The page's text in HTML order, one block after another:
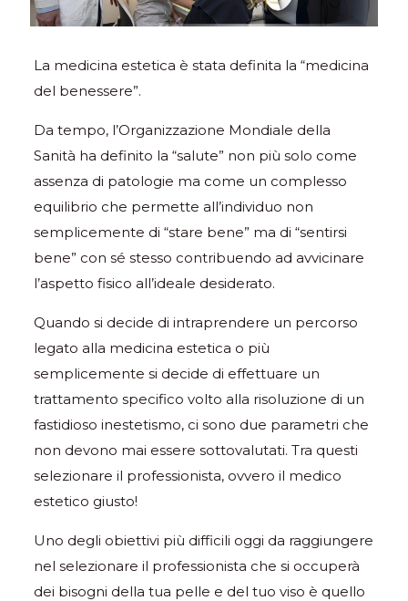
La medicina estetica è stata definita la “medicina
del benessere”.
Da tempo, l’Organizzazione Mondiale della
Sanità ha definito la “salute” non più solo come
assenza di patologie ma come un complesso
equilibrio che permette all’individuo non
semplicemente di “stare bene” ma di “sentirsi
bene” con sé stesso contribuendo ad avvicinare
l’aspetto fisico all’ideale desiderato.
Quando si decide di intraprendere un percorso
legato alla medicina estetica o più
semplicemente si decide di effettuare un
trattamento specifico volto alla risoluzione di un
fastidioso inestetismo, ci sono due parametri che
non devono mai essere sottovalutati. Tra questi
selezionare il professionista, ovvero il medico
estetico giusto!
Uno degli obiettivi più difficili oggi da raggiungere
nel selezionare il professionista che si occuperà
dei bisogni della tua pelle e del tuo viso è quello